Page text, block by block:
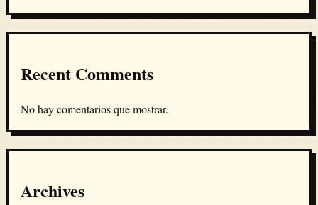
Recent Comments
No hay comentarios que mostrar.
Archives